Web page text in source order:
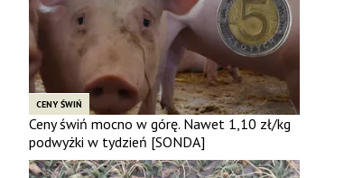
CENY ŚWIŃ
Ceny świń mocno w górę. Nawet 1,10 zł/kg
podwyżki w tydzień [SONDA]